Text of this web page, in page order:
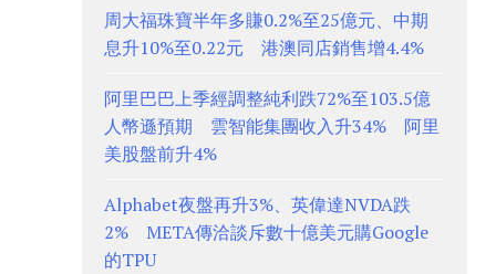
周大福珠寶半年多賺0.2%至25億元、中期
息升10%至0.22元 港澳同店銷售增4.4%
阿里巴巴上季經調整純利跌72%至103.5億
人幣遜預期 雲智能集團收入升34% 阿里
美股盤前升4%
Alphabet夜盤再升3%、英偉達NVDA跌
2% META傳洽談斥數十億美元購Google
的TPU